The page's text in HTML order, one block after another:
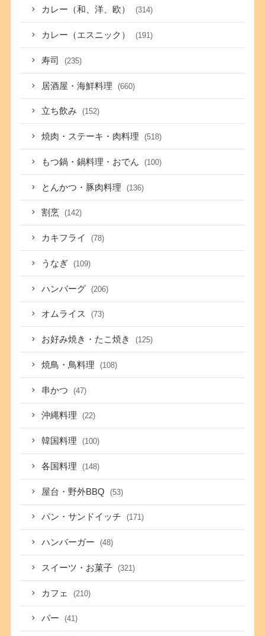
カレー（和、洋、欧） (314)
カレー（エスニック） (191)
寿司 (235)
居酒屋・海鮮料理 (660)
立ち飲み (152)
焼肉・ステーキ・肉料理 (518)
もつ鍋・鍋料理・おでん (100)
とんかつ・豚肉料理 (136)
割烹 (142)
カキフライ (78)
うなぎ (109)
ハンバーグ (206)
オムライス (73)
お好み焼き・たこ焼き (125)
焼鳥・鳥料理 (108)
串かつ (47)
沖縄料理 (22)
韓国料理 (100)
各国料理 (148)
屋台・野外BBQ (53)
パン・サンドイッチ (171)
ハンバーガー (48)
スイーツ・お菓子 (321)
カフェ (210)
バー (41)